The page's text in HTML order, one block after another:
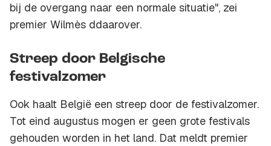
bij de overgang naar een normale situatie", zei
premier Wilmès ddaarover.
Streep door Belgische
festivalzomer
Ook haalt België een streep door de festivalzomer.
Tot eind augustus mogen er geen grote festivals
gehouden worden in het land. Dat meldt premier